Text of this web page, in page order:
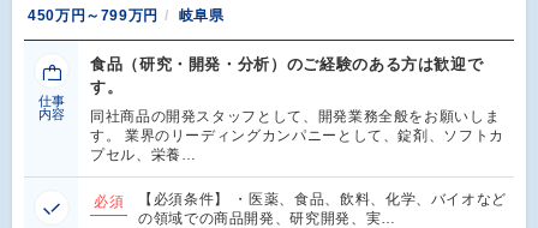
450万円～799万円 岐阜県
仕事
内容
食品（研究・開発・分析）のご経験のある方は歓迎で
す。
同社商品の開発スタッフとして、開発業務全般をお願いしま
す。 業界のリーディングカンパニーとして、錠剤、ソフトカ
プセル、栄養…
必須
【必須条件】 ・医薬、食品、飲料、化学、バイオなど
の領域での商品開発、研究開発、実…